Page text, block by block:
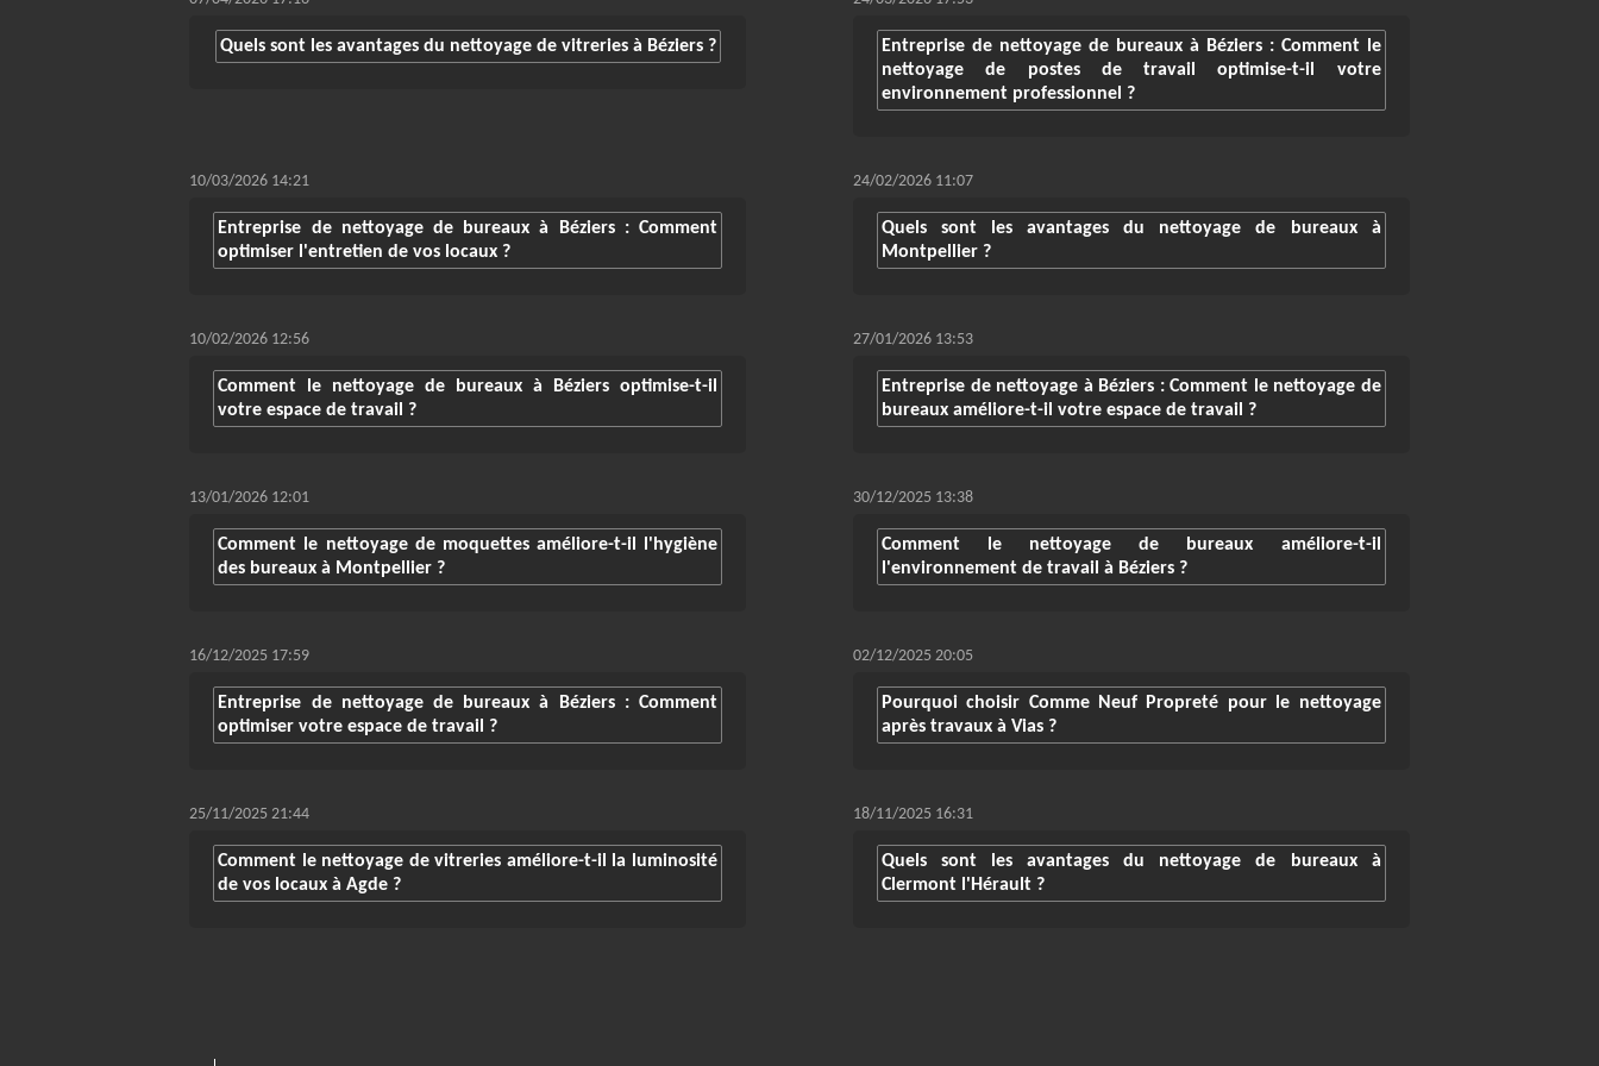
Quels sont les avantages du nettoyage de vitreries à Béziers ?
Entreprise de nettoyage de bureaux à Béziers : Comment le
nettoyage de postes de travail optimise-t-il votre
environnement professionnel ?
10/03/2026 14:21
Entreprise de nettoyage de bureaux à Béziers : Comment
optimiser l'entretien de vos locaux ?
24/02/2026 11:07
Quels sont les avantages du nettoyage de bureaux à
Montpellier ?
10/02/2026 12:56
Comment le nettoyage de bureaux à Béziers optimise-t-il
votre espace de travail ?
27/01/2026 13:53
Entreprise de nettoyage à Béziers : Comment le nettoyage de
bureaux améliore-t-il votre espace de travail ?
13/01/2026 12:01
Comment le nettoyage de moquettes améliore-t-il l'hygiène
des bureaux à Montpellier ?
30/12/2025 13:38
Comment le nettoyage de bureaux améliore-t-il
l'environnement de travail à Béziers ?
16/12/2025 17:59
Entreprise de nettoyage de bureaux à Béziers : Comment
optimiser votre espace de travail ?
02/12/2025 20:05
Pourquoi choisir Comme Neuf Propreté pour le nettoyage
après travaux à Vias ?
25/11/2025 21:44
Comment le nettoyage de vitreries améliore-t-il la luminosité
de vos locaux à Agde ?
18/11/2025 16:31
Quels sont les avantages du nettoyage de bureaux à
Clermont l'Hérault ?